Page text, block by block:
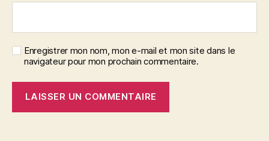
Enregistrer mon nom, mon e-mail et mon site dans le
navigateur pour mon prochain commentaire.